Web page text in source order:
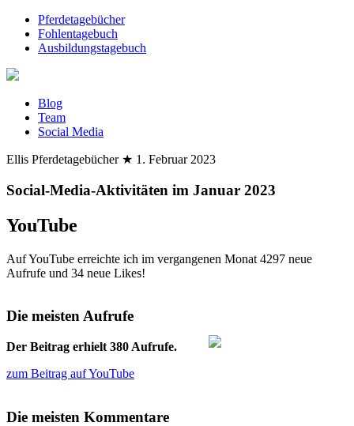
Pferdetagebücher
Fohlentagebuch
Ausbildungstagebuch
Blog
Team
Social Media
Ellis Pferdetagebücher ★ 1. Februar 2023
Social-Media-Aktivitäten im Januar 2023
YouTube
Auf YouTube erreichte ich im vergangenen Monat 4297 neue
Aufrufe und 34 neue Likes!
Die meisten Aufrufe
Der Beitrag erhielt 380 Aufrufe.
zum Beitrag auf YouTube
Die meisten Kommentare